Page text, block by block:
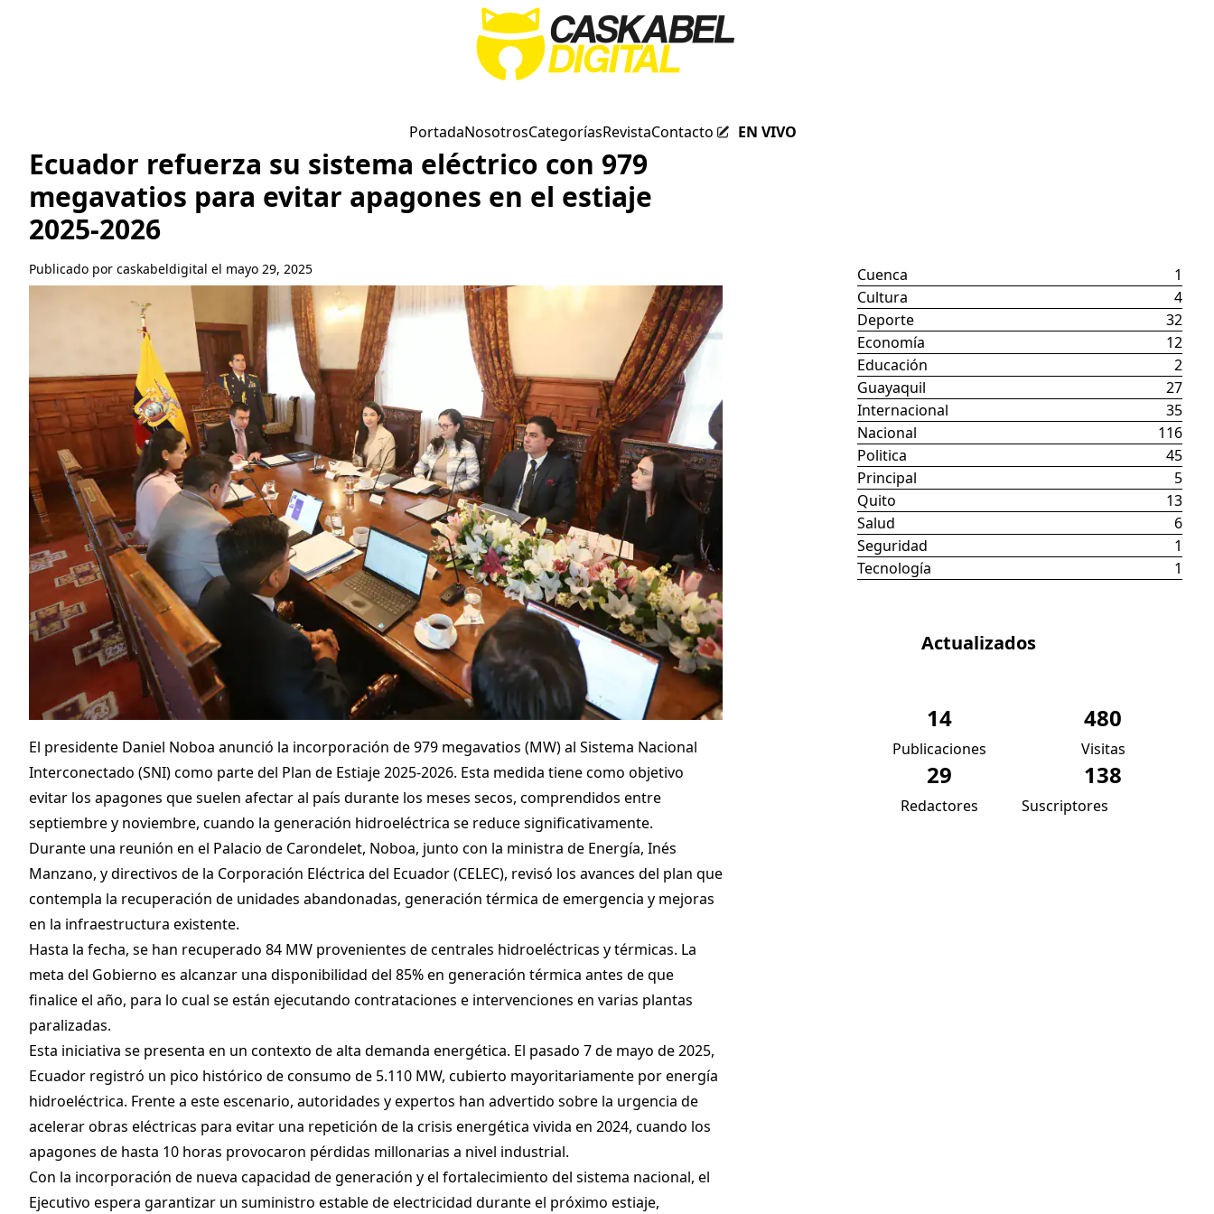
PortadaNosotrosCategoríasRevistaContacto EN VIVO
Ecuador refuerza su sistema eléctrico con 979
megavatios para evitar apagones en el estiaje
2025-2026
Publicado por caskabeldigital el mayo 29, 2025
El presidente Daniel Noboa anunció la incorporación de 979 megavatios (MW) al Sistema Nacional
Interconectado (SNI) como parte del Plan de Estiaje 2025-2026. Esta medida tiene como objetivo
evitar los apagones que suelen afectar al país durante los meses secos, comprendidos entre
septiembre y noviembre, cuando la generación hidroeléctrica se reduce significativamente.
Durante una reunión en el Palacio de Carondelet, Noboa, junto con la ministra de Energía, Inés
Manzano, y directivos de la Corporación Eléctrica del Ecuador (CELEC), revisó los avances del plan que
contempla la recuperación de unidades abandonadas, generación térmica de emergencia y mejoras
en la infraestructura existente.
Hasta la fecha, se han recuperado 84 MW provenientes de centrales hidroeléctricas y térmicas. La
meta del Gobierno es alcanzar una disponibilidad del 85% en generación térmica antes de que
finalice el año, para lo cual se están ejecutando contrataciones e intervenciones en varias plantas
paralizadas.
Esta iniciativa se presenta en un contexto de alta demanda energética. El pasado 7 de mayo de 2025,
Ecuador registró un pico histórico de consumo de 5.110 MW, cubierto mayoritariamente por energía
hidroeléctrica. Frente a este escenario, autoridades y expertos han advertido sobre la urgencia de
acelerar obras eléctricas para evitar una repetición de la crisis energética vivida en 2024, cuando los
apagones de hasta 10 horas provocaron pérdidas millonarias a nivel industrial.
Con la incorporación de nueva capacidad de generación y el fortalecimiento del sistema nacional, el
Ejecutivo espera garantizar un suministro estable de electricidad durante el próximo estiaje,
Cuenca
1
Cultura
4
Deporte
32
Economía
12
Educación
2
Guayaquil
27
Internacional
35
Nacional
116
Politica
45
Principal
5
Quito
13
Salud
6
Seguridad
1
Tecnología
1
Actualizados
14
Publicaciones
480
Visitas
29
Redactores
138
Suscriptores